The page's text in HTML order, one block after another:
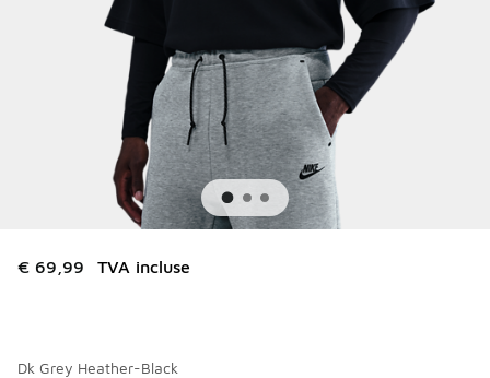
€ 69,99 TVA incluse
Dk Grey Heather-Black